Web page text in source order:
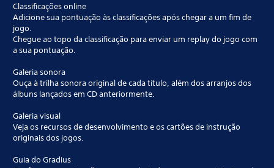
Classificações online
Adicione sua pontuação às classificações após chegar a um fim de
jogo.
Chegue ao topo da classificação para enviar um replay do jogo com
a sua pontuação.
Galeria sonora
Ouça à trilha sonora original de cada título, além dos arranjos dos
álbuns lançados em CD anteriormente.
Galeria visual
Veja os recursos de desenvolvimento e os cartões de instrução
originais dos jogos.
Guia do Gradius